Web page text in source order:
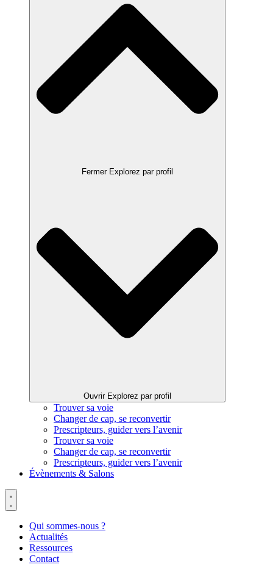
Fermer Explorez par profil
Ouvrir Explorez par profil
Trouver sa voie
Changer de cap, se reconvertir
Prescripteurs, guider vers l’avenir
Trouver sa voie
Changer de cap, se reconvertir
Prescripteurs, guider vers l’avenir
Évènements & Salons
Qui sommes-nous ?
Actualités
Ressources
Contact